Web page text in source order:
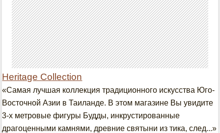
Heritage Collection
«Самая лучшая коллекция традиционного искусства Юго-
Восточной Азии в Таиланде. В этом магазине Вы увидите
3-х метровые фигуры Будды, инкрустированные
драгоценными камнями, древние святыни из тика, след...»